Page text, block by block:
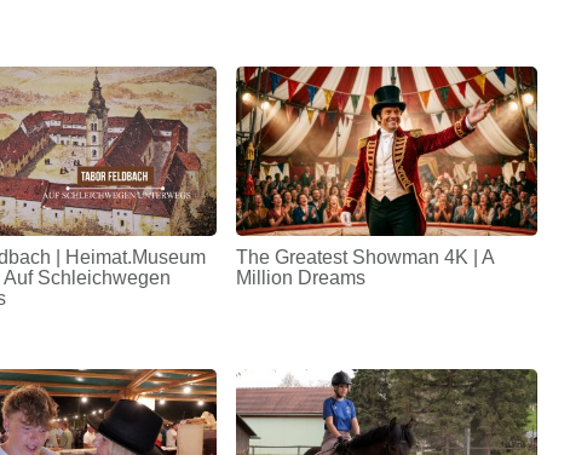
| Heimat.Museum
Auf Schleichwegen
The Greatest Showman 4K | A
Million Dreams